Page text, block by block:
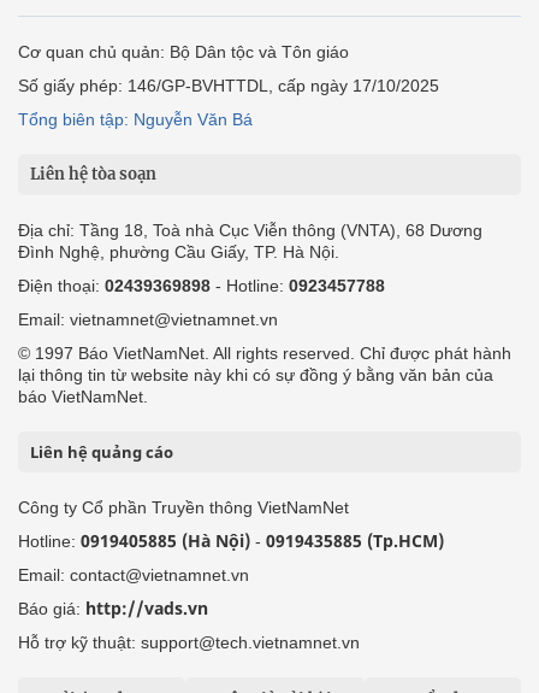
Cơ quan chủ quản: Bộ Dân tộc và Tôn giáo
Số giấy phép: 146/GP-BVHTTDL, cấp ngày 17/10/2025
Tổng biên tập: Nguyễn Văn Bá
Liên hệ tòa soạn
Địa chỉ: Tầng 18, Toà nhà Cục Viễn thông (VNTA), 68 Dương
Đình Nghệ, phường Cầu Giấy, TP. Hà Nội.
Điện thoại: 02439369898 - Hotline: 0923457788
Email: vietnamnet@vietnamnet.vn
© 1997 Báo VietNamNet. All rights reserved. Chỉ được phát hành
lại thông tin từ website này khi có sự đồng ý bằng văn bản của
báo VietNamNet.
Liên hệ quảng cáo
Công ty Cổ phần Truyền thông VietNamNet
Hotline: 0919405885 (Hà Nội) - 0919435885 (Tp.HCM)
Email: contact@vietnamnet.vn
Báo giá: http://vads.vn
Hỗ trợ kỹ thuật: support@tech.vietnamnet.vn